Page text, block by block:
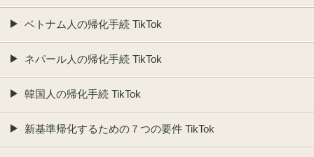
ベトナム人の帰化手続 TikTok
ネパール人の帰化手続 TikTok
韓国人の帰化手続 TikTok
新基準帰化するための７つの要件 TikTok